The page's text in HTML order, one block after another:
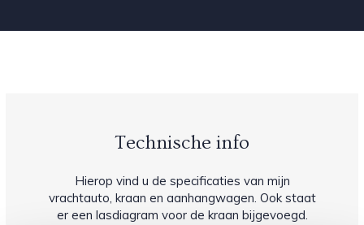
Technische info
Hierop vind u de specificaties van mijn
vrachtauto, kraan en aanhangwagen. Ook staat
er een lasdiagram voor de kraan bijgevoegd.